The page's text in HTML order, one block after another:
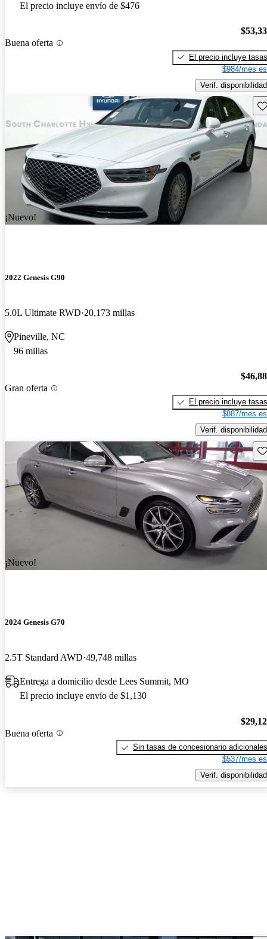
El precio incluye envío de $476
Buena oferta
El precio incluye tasas
$984/mes
Verif. disponibilidad
¡Nuevo!
2022 Genesis G90
5.0L Ultimate RWD 20,173 millas
Pineville, NC
96 millas
Gran oferta
El precio incluye tasas
$887/mes
Verif. disponibilidad
¡Nuevo!
2024 Genesis G70
2.5T Standard AWD 49,748 millas
Entrega a domicilio desde Lees Summit, MO
El precio incluye envío de $1,130
Buena oferta
Sin tasas de concesionario adicionales
$537/mes
Verif. disponibilidad